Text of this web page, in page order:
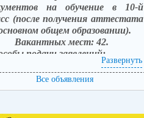
на обучение в 10-й
(после получения аттестата
общем образовании).
Вакантных мест: 42.
подачи заявлений:
в электронной форме
единого портала
услуг (ЕПГУ) с
организации»;
Развернуть
Все объявления